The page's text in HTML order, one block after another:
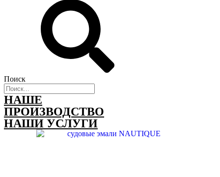
Поиск
НАШЕ
ПРОИЗВОДСТВО
НАШИ УСЛУГИ